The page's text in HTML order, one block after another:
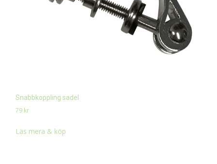
Snabbkoppling sadel
79 kr
Läs mera & köp